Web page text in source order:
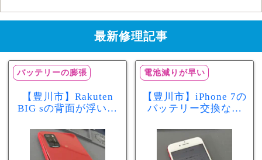
最新修理記事
バッテリーの膨張
【豊川市】Rakuten
BIG sの背面が浮いて
リー膨張のサインか
もしれません！バッ
テリー交換修理事例
電池減りが早い
【豊川市】iPhone 7の
バッテリー交換なら
最大容量70％で電池
の減りが早い症状も
当日60分で改善